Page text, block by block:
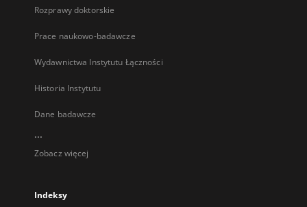
Rozprawy doktorskie
Prace naukowo-badawcze
Wydawnictwa Instytutu Łączności
Historia Instytutu
Dane badawcze
...
Zobacz więcej
Indeksy